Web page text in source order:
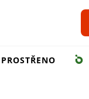
PROSTŘENO